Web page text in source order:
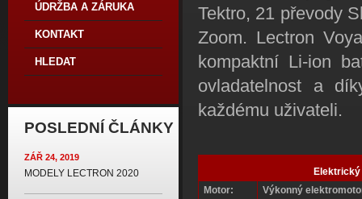
ÚDRŽBA A ZÁRUKA
KONTAKT
HLEDAT
POSLEDNÍ ČLÁNKY
ZÁŘ 24, 2019
MODELY LECTRON 2020
Tektro, 21 převody
Zoom. Lectron
kompaktní Li-ion
ovladatelnost a
každému uživateli.
Motor:
Výkonný